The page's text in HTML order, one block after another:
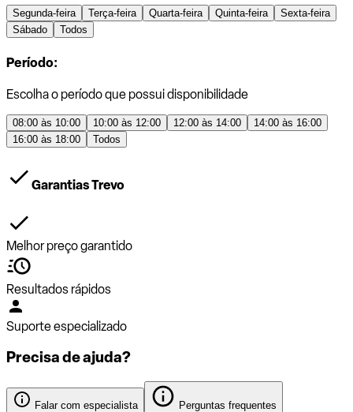
Segunda-feira Terça-feira Quarta-feira Quinta-feira
Sexta-feira
Sábado
Todos
Período:
Escolha o período que possui disponibilidade
08:00 às 10:00 10:00 às 12:00 12:00 às 14:00
14:00 às 16:00
16:00 às 18:00
Todos
Garantias Trevo
Melhor preço garantido
Resultados rápidos
Suporte especializado
Precisa de ajuda?
Falar com especialista Perguntas frequentes